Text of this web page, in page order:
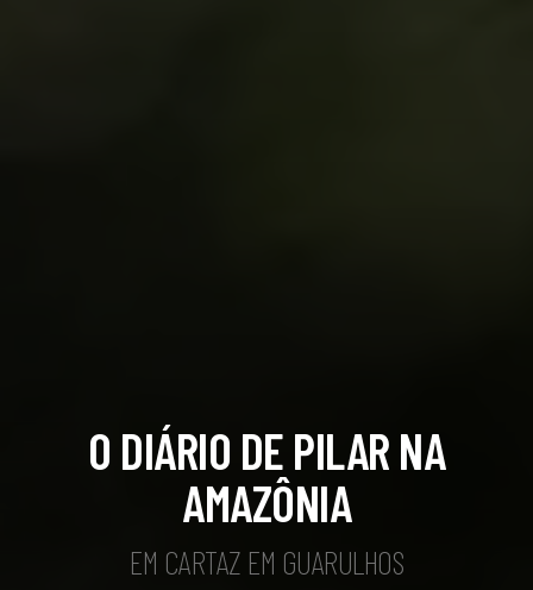
O DIÁRIO DE PILAR NA
AMAZÔNIA
EM CARTAZ EM GUARULHOS